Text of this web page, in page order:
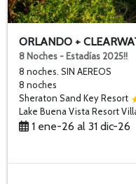
ORLANDO +
8 Noches - Estadías 2025!!
8 noches. SIN AEREOS
8 noches
Sheraton Sand Key Resort
Lake Buena Vista Resort
1 ene-26 al 31 dic-26